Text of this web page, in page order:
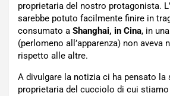
proprietaria del nostro protagonista.
sarebbe potuto facilmente finire in
consumato a Shanghai, in Cina, in
(perlomeno all’apparenza) non aveva
rispetto alle altre.
A divulgare la notizia ci ha pensato la
proprietaria del cucciolo di cui